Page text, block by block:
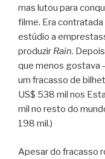
mas lutou para
filme. Era
estúdio a
produzir Rain.
que menos gostava
um fracasso de
US$ 538 mil nos
mil no resto do
198 mil.)
Apesar do fracasso